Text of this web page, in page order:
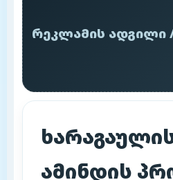
რეკლამის ადგილი
ამინდის